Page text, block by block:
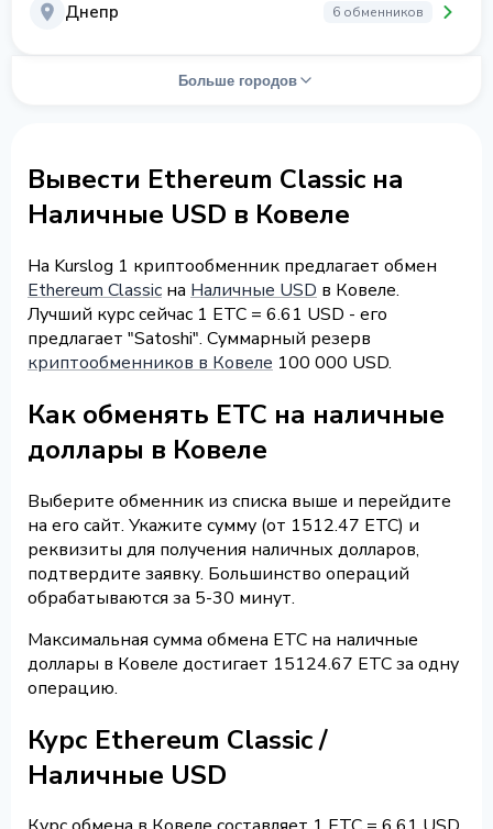
Днепр 6 обменников
Больше городов
Вывести Ethereum Classic на
Наличные USD в Ковеле
На Kurslog 1 криптообменник предлагает обмен
Ethereum Classic на Наличные USD в Ковеле.
Лучший курс сейчас 1 ETC = 6.61 USD - его
предлагает "Satoshi". Суммарный резерв
криптообменников в Ковеле 100 000 USD.
Как обменять ETC на наличные
доллары в Ковеле
Выберите обменник из списка выше и перейдите
на его сайт. Укажите сумму (от 1512.47 ETC) и
реквизиты для получения наличных долларов,
подтвердите заявку. Большинство операций
обрабатываются за 5-30 минут.
Максимальная сумма обмена ETC на наличные
доллары в Ковеле достигает 15124.67 ETC за одну
операцию.
Курс Ethereum Classic /
Наличные USD